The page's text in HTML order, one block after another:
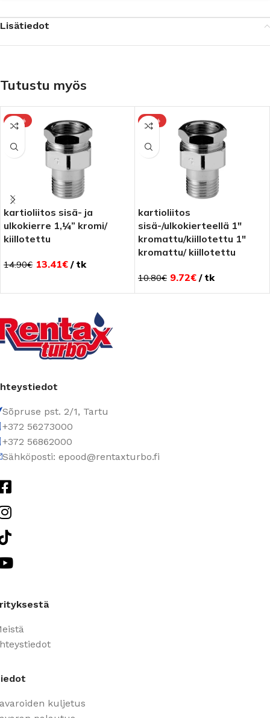
Lisätiedot
Tutustu myös
-10%
kartioliitos sisä- ja
ulkokierre 1,¼” kromi/
kiillotettu
14.90€ 13.41€ tk
-10%
kartioliitos
sisä-/ulkokierteellä 1″
kromattu/kiillotettu 1″
kromattu/ kiillotettu
10.80€ 9.72€ tk
Sõpruse pst. 2/1, Tartu
+372 56273000
+372 56862000
Sähköposti: epood@rentaxturbo.fi
kuljetus